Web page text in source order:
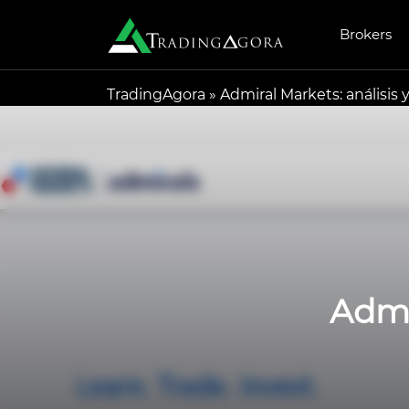
Brokers
TradingAgora » Admiral Markets: análisis